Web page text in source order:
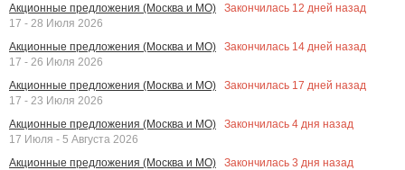
Акционные предложения (Москва и МО) Закончилась 12 дней назад
17 - 28 Июля 2026
Акционные предложения (Москва и МО)
Закончилась 14 дней назад
17 - 26 Июля 2026
Акционные предложения (Москва и МО)
Закончилась 17 дней назад
17 - 23 Июля 2026
Акционные предложения (Москва и МО)
Закончилась 4 дня назад
17 Июля - 5 Августа 2026
Акционные предложения (Москва и МО)
Закончилась 3 дня назад